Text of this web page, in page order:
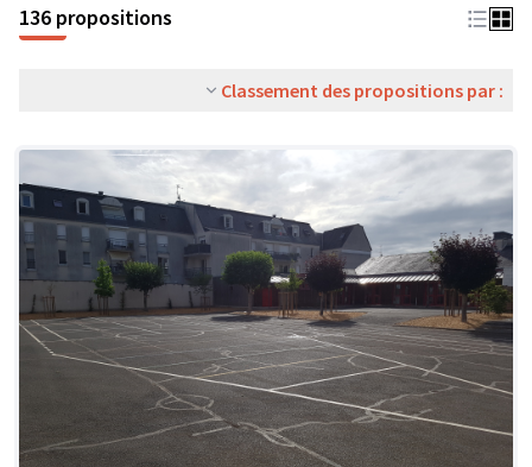
136 propositions
Classement des propositions par :